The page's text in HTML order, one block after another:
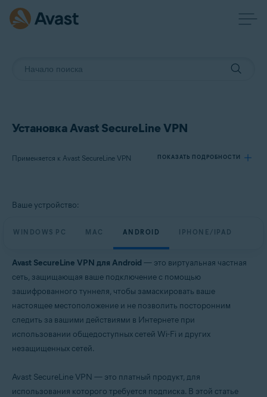
Установка Avast SecureLine VPN
Применяется к Avast SecureLine VPN ПОКАЗАТЬ ПОДРОБНОСТИ
Продукты:
Windows, macOS, Android и iOS
Ваше устройство:
WINDOWS PC MAC ANDROID IPHONE/IPAD
Avast SecureLine VPN для Android — это виртуальная частная
сеть, защищающая ваше подключение с помощью
зашифрованного туннеля, чтобы замаскировать ваше
настоящее местоположение и не позволить посторонним
следить за вашими действиями в Интернете при
использовании общедоступных сетей Wi-Fi и других
незащищенных сетей.
Avast SecureLine VPN — это платный продукт, для
использования которого требуется подписка. В этой статье